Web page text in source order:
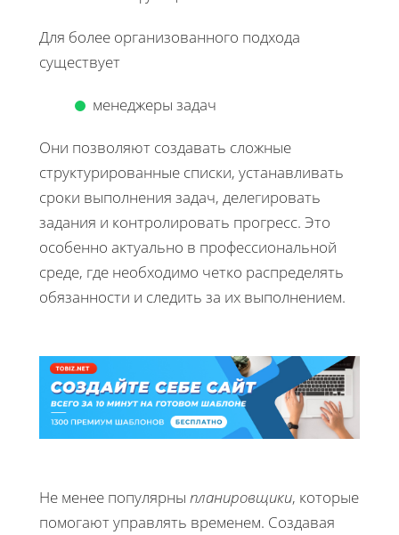
Для более организованного подхода
существует
менеджеры задач
Они позволяют создавать сложные
структурированные списки, устанавливать
сроки выполнения задач, делегировать
задания и контролировать прогресс. Это
особенно актуально в профессиональной
среде, где необходимо четко распределять
обязанности и следить за их выполнением.
Не менее популярны планировщики, которые
помогают управлять временем. Создавая